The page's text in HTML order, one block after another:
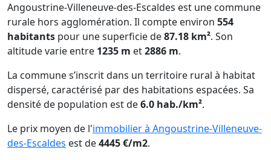
Angoustrine-Villeneuve-des-Escaldes est une commune
rurale hors agglomération. Il compte environ 554
habitants pour une superficie de87.18 km². Son
altitude varie entre 1235 m et2886 m.
La commune s’inscrit dans un territoire rural à habitat
dispersé, caractérisé par des habitations espacées. Sa
densité de population est de6.0 hab./km².
Le prix moyen de l'immobilier à Angoustrine-Villeneuve-
des-Escaldes est de4445 €/m2.